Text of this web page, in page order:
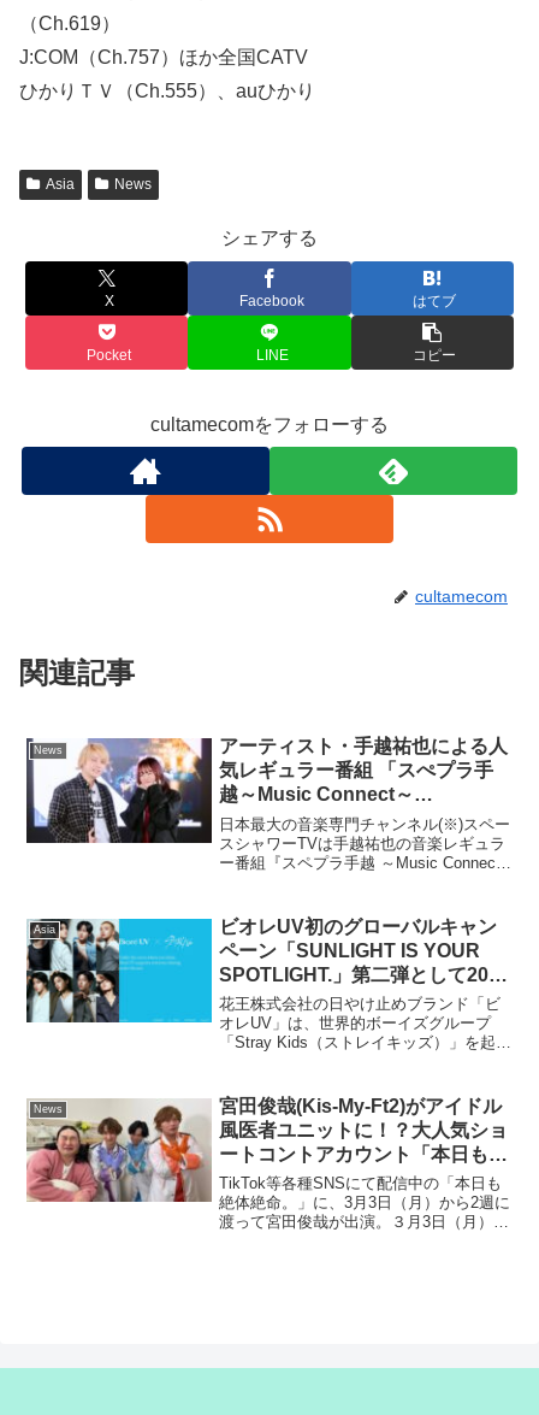
（Ch.619）
J:COM（Ch.757）ほか全国CATV
ひかりＴＶ（Ch.555）、auひかり
Asia News
シェアする
X Facebook はてブ
Pocket LINE コピー
cultamecomをフォローする
cultamecom
関連記事
News
アーティスト・手越祐也による人
気レギュラー番組 「スぺプラ手
越～Music Connect～
season2」2月26日の放送は
「POWER PUSH プレゼンコーナ
ー」の大特集！
日本最大の音楽専門チャンネル(※)スペー
スシャワーTVは手越祐也の音楽レギュラ
ー番組『スペプラ手越 ～Music Connect
ティストとの貴重なセッシ...
Asia
ビオレUV初のグローバルキャン
ペーン「SUNLIGHT IS YOUR
SPOTLIGHT.」第二弾として2025
年5月10日からStray Kidsの限定
グッズが当たるキャンペーンを実
施
花王株式会社の日やけ止めブランド「ビ
オレUV」は、世界的ボーイズグループ
「Stray Kids（ストレイキッズ）」を起用
SPOTLIGHT.」（太陽こそが、あなた
の...
News
宮田俊哉(Kis-My-Ft2)がアイドル
風医者ユニットに！？大人気ショ
ートコントアカウント「本日も絶
体絶命。」でハナコ・かが屋らと
オリジナルコントに挑戦！
TikTok等各種SNSにて配信中の「本日も
絶体絶命。」に、3月3日（月）から2週に
渡って宮田俊哉が出演。３月3日（月）に